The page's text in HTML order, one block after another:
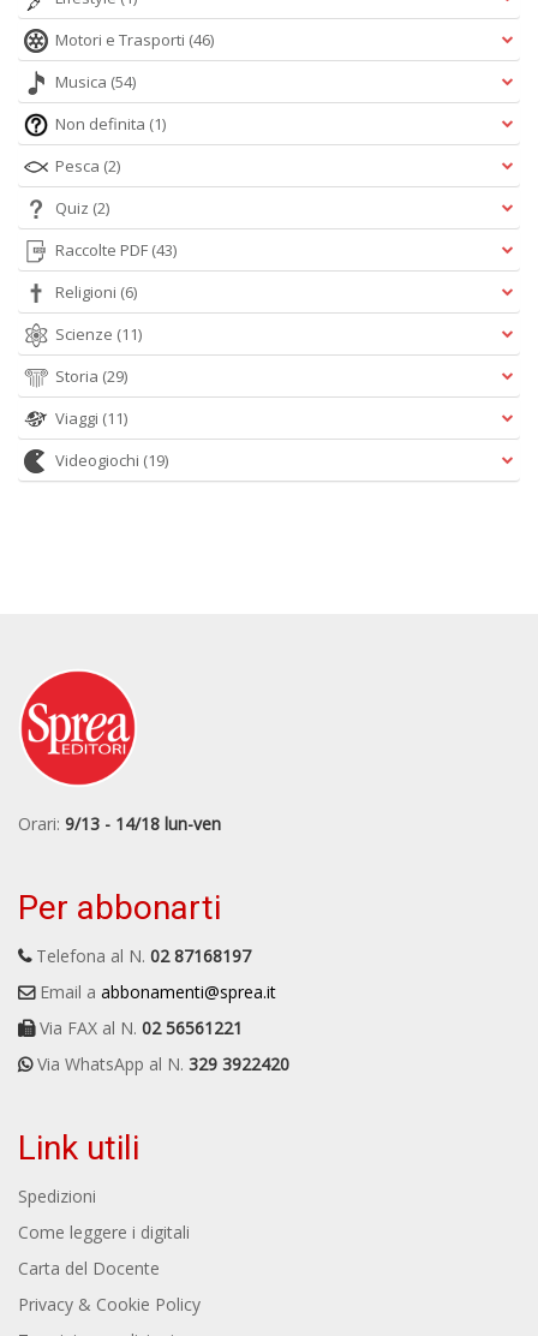
Motori e Trasporti (46)
Musica (54)
Non definita (1)
Pesca (2)
Quiz (2)
Raccolte PDF (43)
Religioni (6)
Scienze (11)
Storia (29)
Viaggi (11)
Videogiochi (19)
Orari: 9/13 - 14/18 lun-ven
Per abbonarti
Telefona al N. 02 87168197
Email a abbonamenti@sprea.it
Via FAX al N. 02 56561221
Via WhatsApp al N. 329 3922420
Link utili
Spedizioni
Come leggere i digitali
Carta del Docente
Privacy & Cookie Policy